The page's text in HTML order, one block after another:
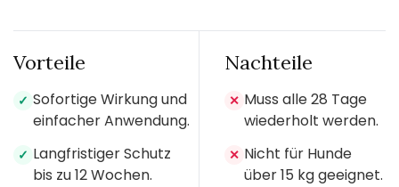
Vorteile
✓ Sofortige Wirkung und
einfacher Anwendung.
✓ Langfristiger Schutz
bis zu 12 Wochen.
Nachteile
✕ Muss alle 28 Tage
wiederholt werden.
✕ Nicht für Hunde
über 15 kg geeignet.